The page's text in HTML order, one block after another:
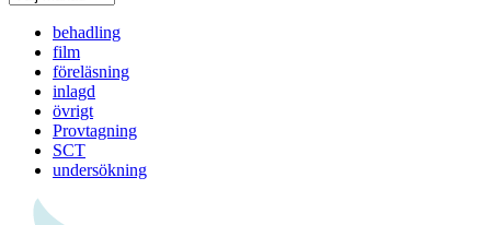
behadling
film
föreläsning
inlagd
övrigt
Provtagning
SCT
undersökning